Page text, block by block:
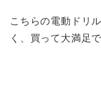
こちらの電動ドリ
く、買って大満足で